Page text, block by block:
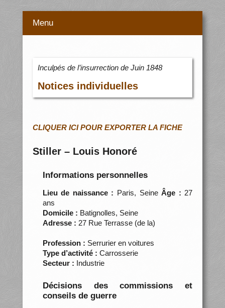
Menu
Inculpés de l’insurrection de Juin 1848
Notices individuelles
CLIQUER ICI POUR EXPORTER LA FICHE
Stiller – Louis Honoré
Informations personnelles
Lieu de naissance : Paris, SeineÂge : 27
ans
Domicile : Batignolles, Seine
Adresse : 27 Rue Terrasse (de la)
Profession : Serrurier en voitures
Type d’activité : Carrosserie
Secteur : Industrie
Décisions des commissions et
conseils de guerre